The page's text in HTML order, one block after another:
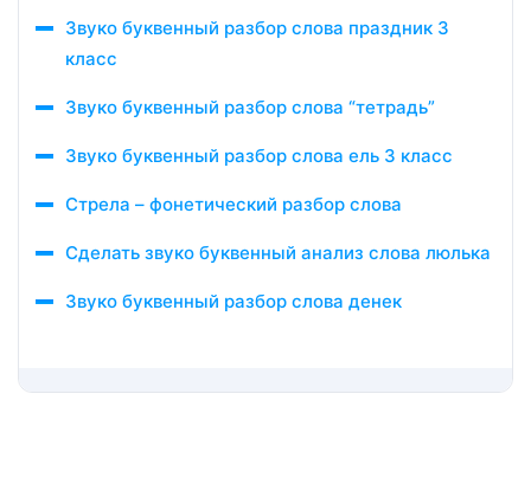
Звуко буквенный разбор слова праздник 3
класс
Звуко буквенный разбор слова “тетрадь”
Звуко буквенный разбор слова ель 3 класс
Стрела – фонетический разбор слова
Сделать звуко буквенный анализ слова люлька
Звуко буквенный разбор слова денек